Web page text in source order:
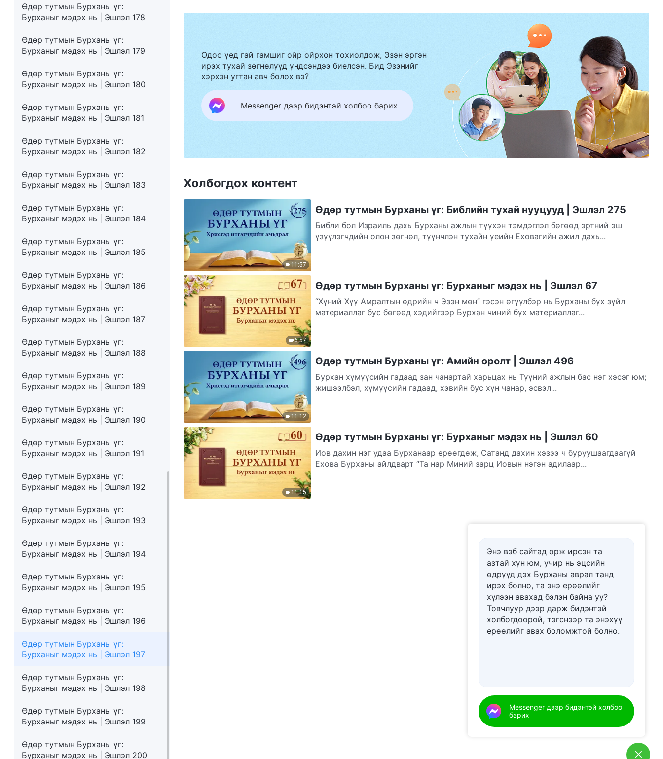
Өдөр тутмын Бурханы үг:
Бурханыг мэдэх нь | Эшлэл 178
Өдөр тутмын Бурханы үг:
Бурханыг мэдэх нь | Эшлэл 179
Өдөр тутмын Бурханы үг:
Бурханыг мэдэх нь | Эшлэл 180
Өдөр тутмын Бурханы үг:
Бурханыг мэдэх нь | Эшлэл 181
Өдөр тутмын Бурханы үг:
Бурханыг мэдэх нь | Эшлэл 182
Өдөр тутмын Бурханы үг:
Бурханыг мэдэх нь | Эшлэл 183
Өдөр тутмын Бурханы үг:
Бурханыг мэдэх нь | Эшлэл 184
Өдөр тутмын Бурханы үг:
Бурханыг мэдэх нь | Эшлэл 185
Өдөр тутмын Бурханы үг:
Бурханыг мэдэх нь | Эшлэл 186
Өдөр тутмын Бурханы үг:
Бурханыг мэдэх нь | Эшлэл 187
Өдөр тутмын Бурханы үг:
Бурханыг мэдэх нь | Эшлэл 188
Өдөр тутмын Бурханы үг:
Бурханыг мэдэх нь | Эшлэл 189
Өдөр тутмын Бурханы үг:
Бурханыг мэдэх нь | Эшлэл 190
Өдөр тутмын Бурханы үг:
Бурханыг мэдэх нь | Эшлэл 191
Өдөр тутмын Бурханы үг:
Бурханыг мэдэх нь | Эшлэл 192
Өдөр тутмын Бурханы үг:
Бурханыг мэдэх нь | Эшлэл 193
Өдөр тутмын Бурханы үг:
Бурханыг мэдэх нь | Эшлэл 194
Өдөр тутмын Бурханы үг:
Бурханыг мэдэх нь | Эшлэл 195
Өдөр тутмын Бурханы үг:
Бурханыг мэдэх нь | Эшлэл 196
Өдөр тутмын Бурханы үг:
Бурханыг мэдэх нь | Эшлэл 197
Өдөр тутмын Бурханы үг:
Бурханыг мэдэх нь | Эшлэл 198
Өдөр тутмын Бурханы үг:
Бурханыг мэдэх нь | Эшлэл 199
Өдөр тутмын Бурханы үг:
Бурханыг мэдэх нь | Эшлэл 200
Одоо үед гай гамшиг ойр ойрхон тохиолдож, Эзэн эргэн
ирэх тухай зөгнөлүүд үндсэндээ биелсэн. Бид Эзэнийг
хэрхэн угтан авч болох вэ?
Messenger дээр бидэнтэй холбоо барих
Холбогдох контент
11:57
Өдөр тутмын Бурханы үг: Библийн тухай нууцууд | Эшлэл 275
Библи бол Израиль дахь Бурханы ажлын түүхэн тэмдэглэл бөгөөд эртний эш
үзүүлэгчдийн олон зөгнөл, түүнчлэн тухайн үеийн Еховагийн ажил дахь...
6:57
Өдөр тутмын Бурханы үг: Бурханыг мэдэх нь | Эшлэл 67
“Хүний Хүү Амралтын өдрийн ч Эзэн мөн” гэсэн өгүүлбэр нь Бурханы бүх зүйл
материаллаг бус бөгөөд хэдийгээр Бурхан чиний бүх материаллаг...
11:12
Өдөр тутмын Бурханы үг: Амийн оролт | Эшлэл 496
Бурхан хүмүүсийн гадаад зан чанартай харьцах нь Түүний ажлын бас нэг хэсэг юм;
жишээлбэл, хүмүүсийн гадаад, хэвийн бус хүн чанар, эсвэл...
11:15
Өдөр тутмын Бурханы үг: Бурханыг мэдэх нь | Эшлэл 60
Иов дахин нэг удаа Бурханаар ерөөгдөж, Сатанд дахин хэзээ ч буруушаагдаагүй
Ехова Бурханы айлдварт “Та нар Миний зарц Иовын нэгэн адилаар...
Энэ вэб сайтад орж ирсэн та
азтай хүн юм, учир нь эцсийн
өдрүүд дэх Бурханы аврал танд
ирэх болно, та энэ ерѳѳлийг
хүлээн авахад бэлэн байна уу?
Товчлуур дээр дарж бидэнтэй
холбогдоорой, тэгснээр та энэхүү
ерѳѳлийг авах боломжтой болно.
Messenger дээр бидэнтэй холбоо
барих